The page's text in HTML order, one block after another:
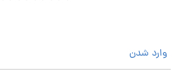
وارد شدن